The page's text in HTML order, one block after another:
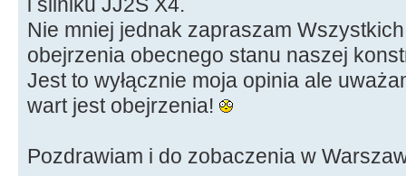
Nie mniej jednak zapraszam
obejrzenia obecnego stanu naszej
Jest to wyłącznie moja opinia ale
wart jest obejrzenia!
Pozdrawiam i do zobaczenia w